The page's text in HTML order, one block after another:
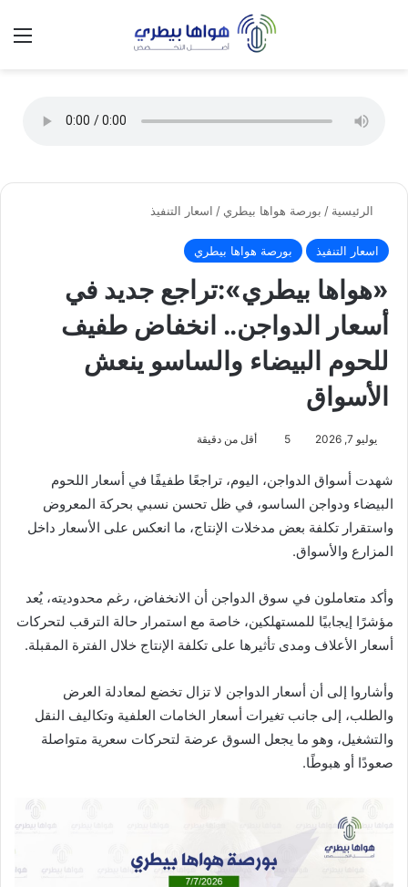
الوضع
الرئيسية / بورصة هواها بيطري / اسعار التنفيذ
اسعار التنفيذ بورصة هواها بيطري
«هواها بيطري»:تراجع جديد في
أسعار الدواجن.. انخفاض طفيف
للحوم البيضاء والساسو ينعش
الأسواق
يوليو 7, 2026 5 أقل من دقيقة
شهدت أسواق الدواجن، اليوم، تراجعًا طفيفًا في أسعار اللحوم
البيضاء ودواجن الساسو، في ظل تحسن نسبي بحركة المعروض
واستقرار تكلفة بعض مدخلات الإنتاج، ما انعكس على الأسعار داخل
المزارع والأسواق.
وأكد متعاملون في سوق الدواجن أن الانخفاض، رغم محدوديته، يُعد
مؤشرًا إيجابيًا للمستهلكين، خاصة مع استمرار حالة الترقب لتحركات
أسعار الأعلاف ومدى تأثيرها على تكلفة الإنتاج خلال الفترة المقبلة.
وأشاروا إلى أن أسعار الدواجن لا تزال تخضع لمعادلة العرض
والطلب، إلى جانب تغيرات أسعار الخامات العلفية وتكاليف النقل
والتشغيل، وهو ما يجعل السوق عرضة لتحركات سعرية متواصلة
صعودًا أو هبوطًا.